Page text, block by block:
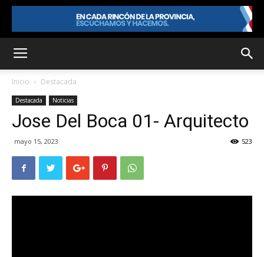
Inicio Destacada
Destacada Noticias
Jose Del Boca 01- Arquitecto
mayo 15, 2023 523